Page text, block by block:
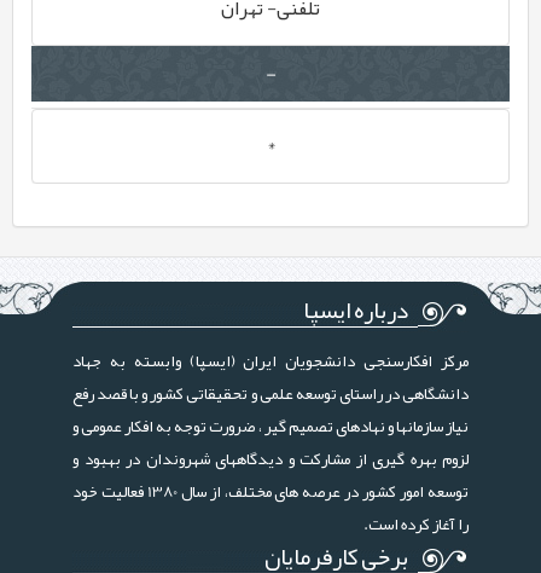
تلفنی- تهران
-
*
درباره ایسپا
مرکز افکارسنجی دانشجویان ایران (ایسپا) وابسته به جهاد
دانشگاهی در راستای توسعه علمی و تحقیقاتی کشور و با قصد رفع
نیاز سازمانها و نهادهای تصمیم گیر ، ضرورت توجه به افکار عمومی و
لزوم بهره گیری از مشارکت و دیدگاههای شهروندان در بهبود و
توسعه امور کشور در عرصه های مختلف، از سال 1380 فعالیت خود
را آغاز کرده است.
برخی کارفرمایان